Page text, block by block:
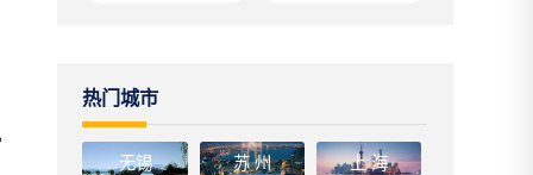
热门城市
无锡 苏 州 上 海